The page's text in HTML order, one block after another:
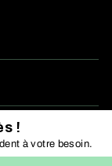
!
à votre besoin.